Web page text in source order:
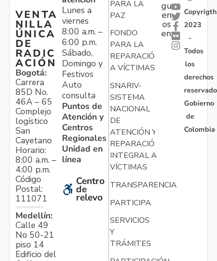
VENTA
NILLA
ÚNICA
DE
RADIC
ACIÓN
Bogotá:
Carrera
85D No.
46A – 65
Complejo
logístico
San
Cayetano
Horario:
8:00 a.m. –
4:00 p.m.
Código
Postal:
111071
Medellín:
Calle 49
No 50-21
piso 14
Edificio del
Lunes a
viernes
8:00 a.m. –
6:00 p.m.
Sábado,
Domingo y
Festivos
Auto
consulta
Puntos de
Atención y
Centros
Regionales
Unidad en
línea
Centro
de
relevo
PARA LA
PAZ
FONDO
PARA LA
REPARACIÓN
A VÍCTIMAS
SNARIV-
SISTEMA
NACIONAL
DE
ATENCIÓN Y
REPARACIÓN
INTEGRAL A
VÍCTIMAS
TRANSPARENCIA
PARTICIPA
SERVICIOS
Y
TRÁMITES
gu
en
os
en:
Copyrigth
2023
-
Todos
los
derechos
Gobierno
de
Colombia